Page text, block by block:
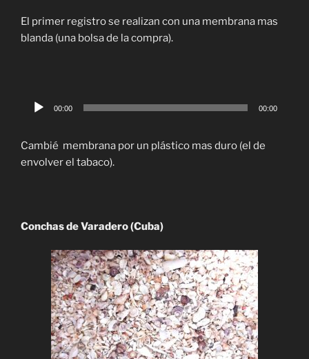
El primer registro se realizan con una membrana mas
blanda (una bolsa de la compra).
Reproductor
00:00 00:00
Cambié membrana por un plástico mas duro (el de
envolver el tabaco).
Conchas de Varadero (Cuba)